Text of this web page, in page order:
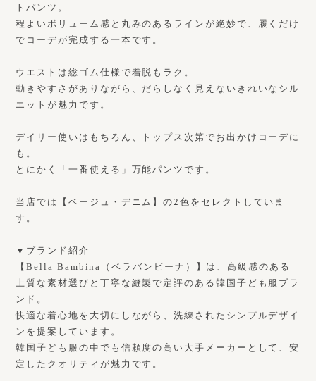
トパンツ。
程よいボリューム感と丸みのあるラインが絶妙で、履くだけ
でコーデが完成する一本です。
ウエストは総ゴム仕様で着脱もラク。
動きやすさがありながら、だらしなく見えないきれいなシル
エットが魅力です。
デイリー使いはもちろん、トップス次第でお出かけコーデに
も。
とにかく「一番使える」万能パンツです。
当店では【ベージュ・デニム】の2色をセレクトしていま
す。
▼ブランド紹介
【Bella Bambina（ベラバンビーナ）】は、高級感のある
上質な素材選びと丁寧な縫製で定評のある韓国子ども服ブラ
ンド。
快適な着心地を大切にしながら、洗練されたシンプルデザイ
ンを提案しています。
韓国子ども服の中でも信頼度の高い大手メーカーとして、安
定したクオリティが魅力です。